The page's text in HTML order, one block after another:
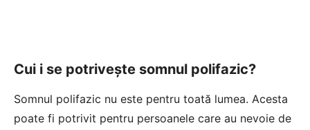
Cui i se potrivește somnul polifazic?
Somnul polifazic nu este pentru toată lumea. Acesta
poate fi potrivit pentru persoanele care au nevoie de